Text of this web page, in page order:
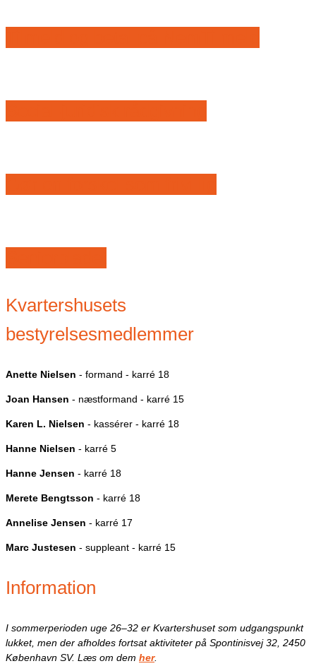
Kvartershusets
bestyrelsesmedlemmer
Anette Nielsen - formand - karré 18
Joan Hansen - næstformand - karré 15
Karen L. Nielsen - kassérer - karré 18
Hanne Nielsen - karré 5
Hanne Jensen - karré 18
Merete Bengtsson - karré 18
Annelise Jensen - karré 17
Marc Justesen - suppleant - karré 15
Information
I sommerperioden uge 26–32 er Kvartershuset som udgangspunkt
lukket, men der afholdes fortsat aktiviteter på Spontinisvej 32, 2450
København SV. Læs om dem her.